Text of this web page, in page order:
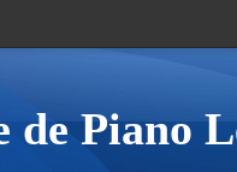
de Piano